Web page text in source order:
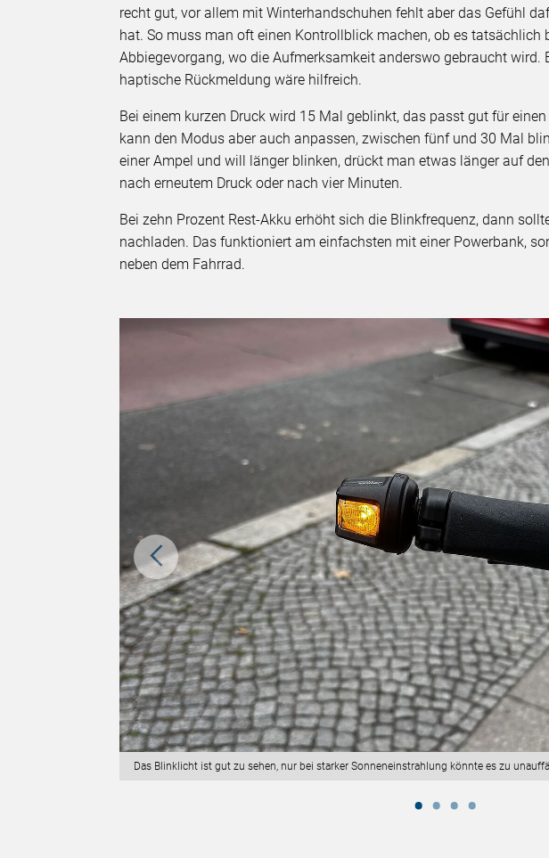
recht gut, vor allem mit Winterhandschuhen fehlt aber das Gefühl
hat. So muss man oft einen Kontrollblick machen, ob es tatsächlich
Abbiegevorgang, wo die Aufmerksamkeit anderswo gebraucht wird.
haptische Rückmeldung wäre hilfreich.
Bei einem kurzen Druck wird 15 Mal geblinkt, das passt gut für
kann den Modus aber auch anpassen, zwischen fünf und 30 Mal
einer Ampel und will länger blinken, drückt man etwas länger auf
nach erneutem Druck oder nach vier Minuten.
Bei zehn Prozent Rest-Akku erhöht sich die Blinkfrequenz, dann
nachladen. Das funktioniert am einfachsten mit einer Powerbank,
neben dem Fahrrad.
Das Blinklicht ist gut zu sehen, nur bei starker Sonneneinstrahlung könnte es zu